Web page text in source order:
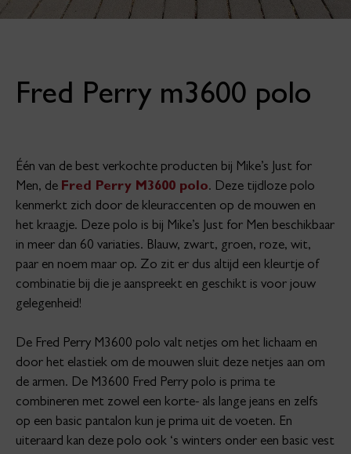
Fred Perry m3600 polo
Één van de best verkochte producten bij Mike’s Just for
Men, de Fred Perry M3600 polo. Deze tijdloze polo
kenmerkt zich door de kleuraccenten op de mouwen en
het kraagje. Deze polo is bij Mike’s Just for Men beschikbaar
in meer dan 60 variaties. Blauw, zwart, groen, roze, wit,
paar en noem maar op. Zo zit er dus altijd een kleurtje of
combinatie bij die je aanspreekt en geschikt is voor jouw
gelegenheid!
De Fred Perry M3600 polo valt netjes om het lichaam en
door het elastiek om de mouwen sluit deze netjes aan om
de armen. De M3600 Fred Perry polo is prima te
combineren met zowel een korte- als lange jeans en zelfs
op een basic pantalon kun je prima uit de voeten. En
uiteraard kan deze polo ook ‘s winters onder een basic vest